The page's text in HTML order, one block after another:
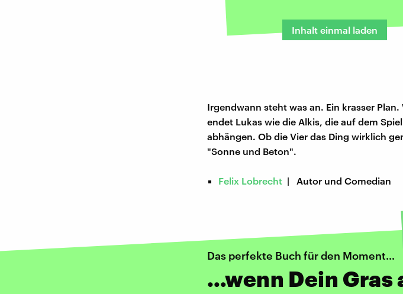
Inhalt einmal laden
Irgendwann steht was an. Ein krasser
endet Lukas wie die Alkis, die auf dem
abhängen. Ob die Vier das Ding wirklich
"Sonne und Beton".
Felix Lobrecht | Autor und Comedian
Das perfekte Buch für den Moment…
…wenn Dein Gras